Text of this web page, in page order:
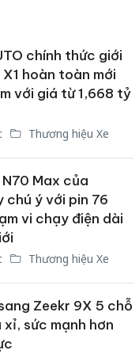
chính thức giới
hoàn toàn mới
với giá từ 1,668 tỷ
Thương hiệu Xe
Max của
chú ý với pin 76
vi chạy điện dài
Thương hiệu Xe
Zeekr 9X 5 chỗ
sức mạnh hơn